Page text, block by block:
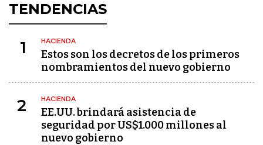
TENDENCIAS
1 HACIENDA
Estos son los decretos de los primeros
nombramientos del nuevo gobierno
2 HACIENDA
EE.UU. brindará asistencia de
seguridad por US$1.000 millones al
nuevo gobierno